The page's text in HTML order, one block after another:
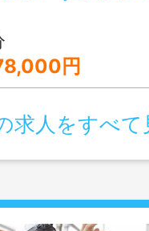
ブランドの服づ
＊長く安心し
◆事前連絡の
円
求人をすべて